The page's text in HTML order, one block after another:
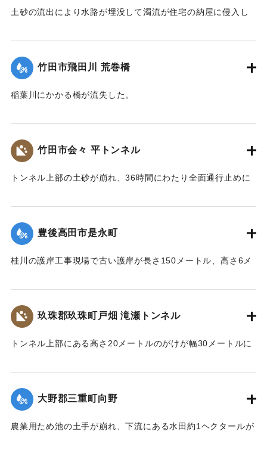
部も水につかったが、午後には水も引き始めた。市内駅前に
｜固有コード:
土砂の流出により水路が埋没して濁流が住宅の納屋に侵入し
高さ15メートルにわたり土砂崩れが発生。40代の男性が膝が
曲がったまま首まで埋まった。男性は近隣の住民により救出
された。
【出典：82.7.24集中豪雨災害の記録（竹田市,1983）】
竹田市飛田川 荒巻橋
稲葉川にかかる橋が流失した。
｜固有コード: 00927009
竹田市会々 平トンネル
トンネル上部の土砂が崩れ、36時間にわたり全面通行止めに
｜固有コード:
豊後高田市是永町
桂川の護岸工事現場で古い護岸が長さ150メートル、高さ6メ
の一部がえぐりとられた。
｜固有コード:00927002
玖珠郡玖珠町戸畑 滝瀬トンネル
トンネル上部にある高さ20メートルのがけが幅30メートルに
道路を埋めた。たまたま下校中の小学生が、土砂崩壊にまき
こまれ死亡した。
大野郡三重町向野
農業用ため池の土手が崩れ、下流にある水田約1ヘクタールが